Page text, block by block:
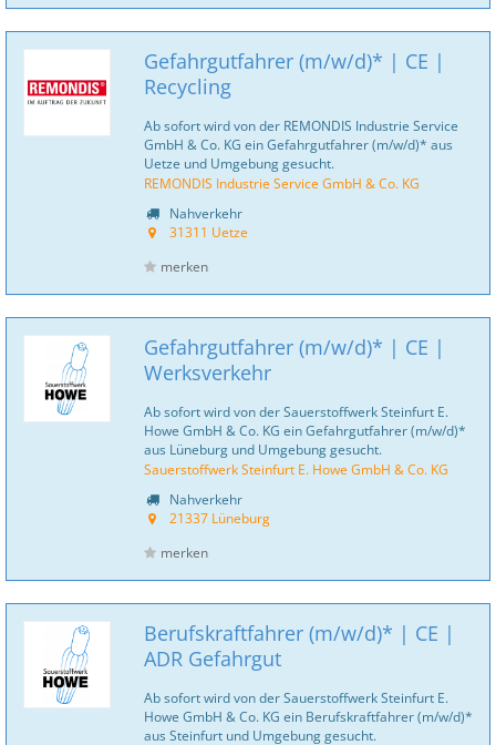
Gefahrgutfahrer (m/w/d)* | CE |
Recycling
Ab sofort wird von der REMONDIS Industrie Service
GmbH & Co. KG ein Gefahrgutfahrer (m/w/d)* aus
Uetze und Umgebung gesucht.
REMONDIS Industrie Service GmbH & Co. KG
Nahverkehr
31311 Uetze
merken
Gefahrgutfahrer (m/w/d)* | CE |
Werksverkehr
Ab sofort wird von der Sauerstoffwerk Steinfurt E.
Howe GmbH & Co. KG ein Gefahrgutfahrer (m/w/d)*
aus Lüneburg und Umgebung gesucht.
Sauerstoffwerk Steinfurt E. Howe GmbH & Co. KG
Nahverkehr
21337 Lüneburg
merken
Berufskraftfahrer (m/w/d)* | CE |
ADR Gefahrgut
Ab sofort wird von der Sauerstoffwerk Steinfurt E.
Howe GmbH & Co. KG ein Berufskraftfahrer (m/w/d)*
aus Steinfurt und Umgebung gesucht.